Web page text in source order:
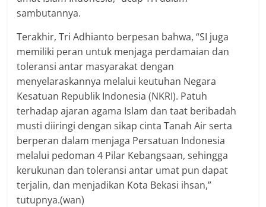
sambutannya.
Terakhir, Tri Adhianto berpesan bahwa, “SI juga
memiliki peran untuk menjaga perdamaian dan
toleransi antar masyarakat dengan
menyelaraskannya melalui keutuhan Negara
Kesatuan Republik Indonesia (NKRI). Patuh
terhadap ajaran agama Islam dan taat beribadah
musti diiringi dengan sikap cinta Tanah Air serta
berperan dalam menjaga Persatuan Indonesia
melalui pedoman 4 Pilar Kebangsaan, sehingga
kerukunan dan toleransi antar umat pun dapat
terjalin, dan menjadikan Kota Bekasi ihsan,”
tutupnya.(wan)